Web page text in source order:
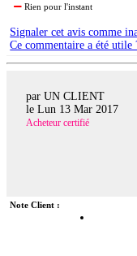
Rien pour l'instant
Signaler cet avis comme
Ce commentaire a été utile
par UN CLIENT
le Lun 13 Mar 2017
Acheteur certifié
Note Client :